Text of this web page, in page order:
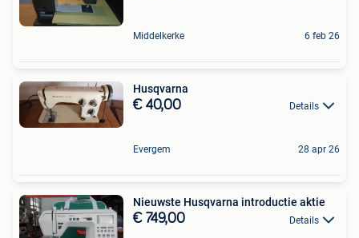
Middelkerke 6 feb 26
Husqvarna
€ 40,00 Details
Evergem 28 apr 26
Nieuwste Husqvarna introductie aktie
€ 749,00 Details